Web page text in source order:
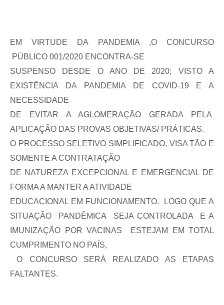
EM VIRTUDE DA PANDEMIA ,O CONCURSO
PÚBLICO 001/2020 ENCONTRA-SE
SUSPENSO DESDE O ANO DE 2020; VISTO A
EXISTÊNCIA DA PANDEMIA DE COVID-19 E A
NECESSIDADE
DE EVITAR A AGLOMERAÇÃO GERADA PELA
APLICAÇÃO DAS PROVAS OBJETIVAS/ PRÁTICAS.
O PROCESSO SELETIVO SIMPLIFICADO, VISA TÃO E
SOMENTE A CONTRATAÇÃO
DE NATUREZA EXCEPCIONAL E EMERGENCIAL DE
FORMA A MANTER A ATIVIDADE
EDUCACIONAL EM FUNCIONAMENTO. LOGO QUE A
SITUAÇÃO PANDÊMICA SEJA CONTROLADA E A
IMUNIZAÇÃO POR VACINAS ESTEJAM EM TOTAL
CUMPRIMENTO NO PAÍS,
O CONCURSO SERÁ REALIZADO AS ETAPAS
FALTANTES.